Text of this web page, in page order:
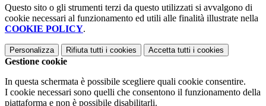
Questo sito o gli strumenti terzi da questo utilizzati si avvalgono di
cookie necessari al funzionamento ed utili alle finalità illustrate nella
COOKIE POLICY.
Personalizza Rifiuta tutti i cookies Accetta tutti i cookies
Gestione cookie
In questa schermata è possibile scegliere quali cookie consentire.
I cookie necessari sono quelli che consentono il funzionamento della
piattaforma e non è possibile disabilitarli.